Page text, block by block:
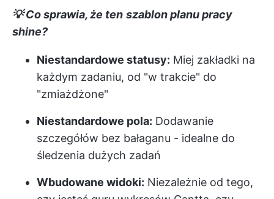
💡 Co sprawia, że ten szablon planu pracy
shine?
Niestandardowe statusy: Miej zakładki na
każdym zadaniu, od "w trakcie" do
"zmiażdżone"
Niestandardowe pola: Dodawanie
szczegółów bez bałaganu - idealne do
śledzenia dużych zadań
Wbudowane widoki: Niezależnie od tego,